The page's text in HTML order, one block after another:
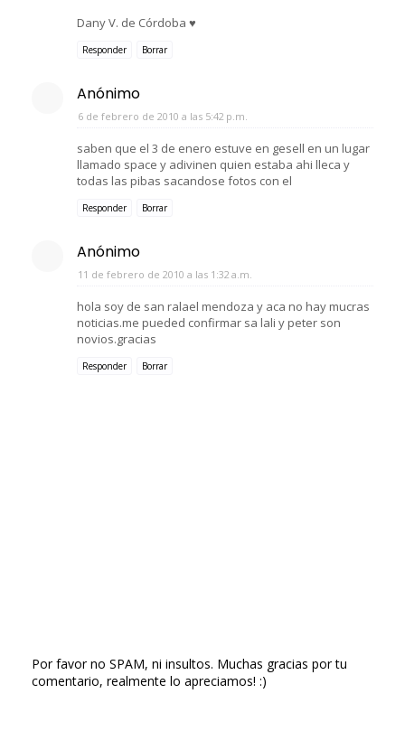
Dany V. de Córdoba ♥
Responder Borrar
Anónimo
6 de febrero de 2010 a las 5:42 p.m.
saben que el 3 de enero estuve en gesell en un lugar
llamado space y adivinen quien estaba ahi lleca y
todas las pibas sacandose fotos con el
Responder Borrar
Anónimo
11 de febrero de 2010 a las 1:32 a.m.
hola soy de san ralael mendoza y aca no hay mucras
noticias.me pueded confirmar sa lali y peter son
novios.gracias
Responder Borrar
Por favor no SPAM, ni insultos. Muchas gracias por tu
comentario, realmente lo apreciamos! :)